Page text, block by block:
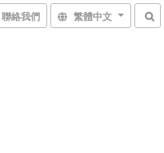
聯絡我們 繁體中文